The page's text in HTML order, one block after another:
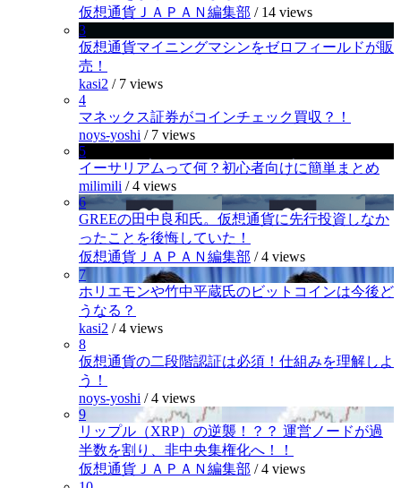
仮想通貨ＪＡＰＡＮ編集部 / 14 views
3
仮想通貨マイニングマシンをゼロフィールドが販
売！
kasi2 / 7 views
4
マネックス証券がコインチェック買収？！
noys-yoshi / 7 views
5
イーサリアムって何？初心者向けに簡単まとめ
milimili /4 views
6
GREEの田中良和氏。仮想通貨に先行投資しなか
ったことを後悔していた！
仮想通貨ＪＡＰＡＮ編集部 /4 views
7
ホリエモンや竹中平蔵氏のビットコインは今後ど
うなる？
kasi2 /4 views
8
仮想通貨の二段階認証は必須！仕組みを理解しよ
う！
noys-yoshi /4 views
9
リップル（XRP）の逆襲！？？ 運営ノードが過
半数を割り、非中央集権化へ！！
仮想通貨ＪＡＰＡＮ編集部 /4 views